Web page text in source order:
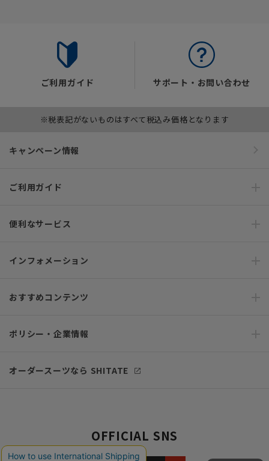
ご利用ガイド サポート・お問い合わせ
※税表記がないものはすべて税込み価格となります
キャンペーン情報
ご利用ガイド
便利なサービス
インフォメーション
おすすめコンテンツ
ポリシー・企業情報
オーダースーツなら SHITATE
OFFICIAL SNS